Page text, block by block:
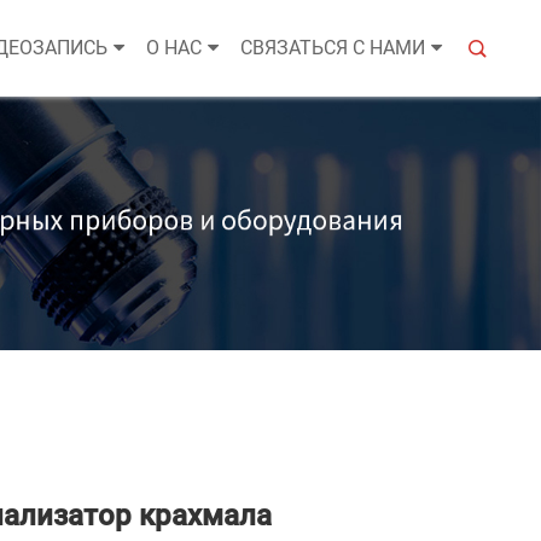
О НАС СВЯЗАТЬСЯ С НАМИ
крахмала